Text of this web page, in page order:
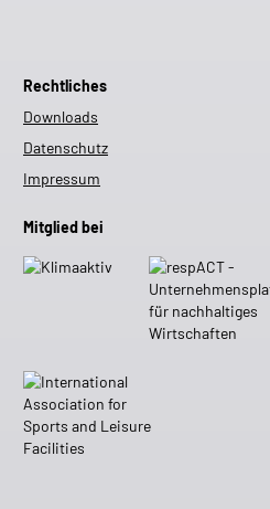
Rechtliches
Downloads
Datenschutz
Impressum
Mitglied bei